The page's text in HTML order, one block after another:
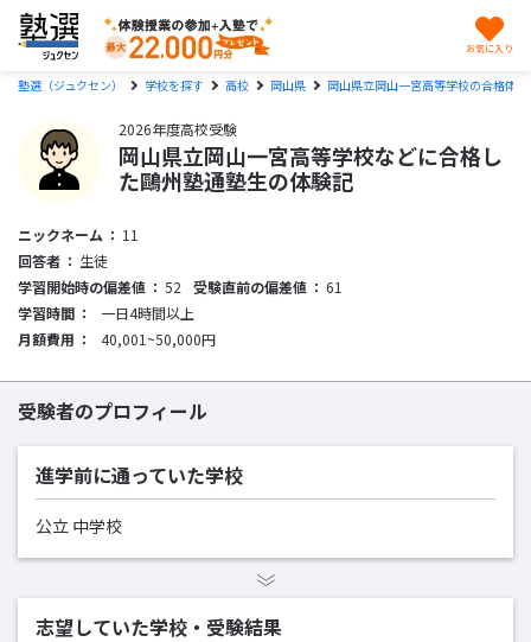
塾選（ジュクセン） 学校を探す 高校 岡山県 岡山県立岡山一宮高等学校の合格体
2026年度高校受験
岡山県立岡山一宮高等学校などに合格し
た鷗州塾通塾生の体験記
ニックネーム
11
回答者
生徒
学習開始時の偏差値
52 受験直前の偏差値
61
学習時間
一日4時間以上
月額費用
40,001~50,000円
受験者のプロフィール
進学前に通っていた学校
公立 中学校
志望していた学校・受験結果
お気に入り